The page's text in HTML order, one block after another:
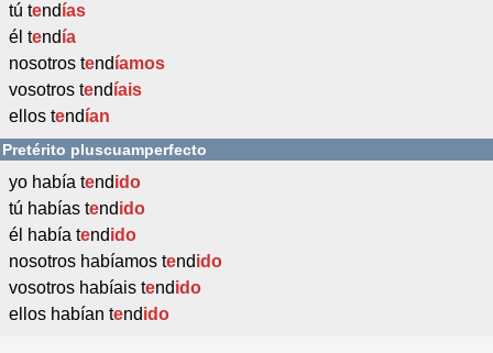
tú tendías
él tendía
nosotros tendíamos
vosotros tendíais
ellos tendían
Pretérito pluscuamperfecto
yo había tendido
tú habías tendido
él había tendido
nosotros habíamos tendido
vosotros habíais tendido
ellos habían tendido